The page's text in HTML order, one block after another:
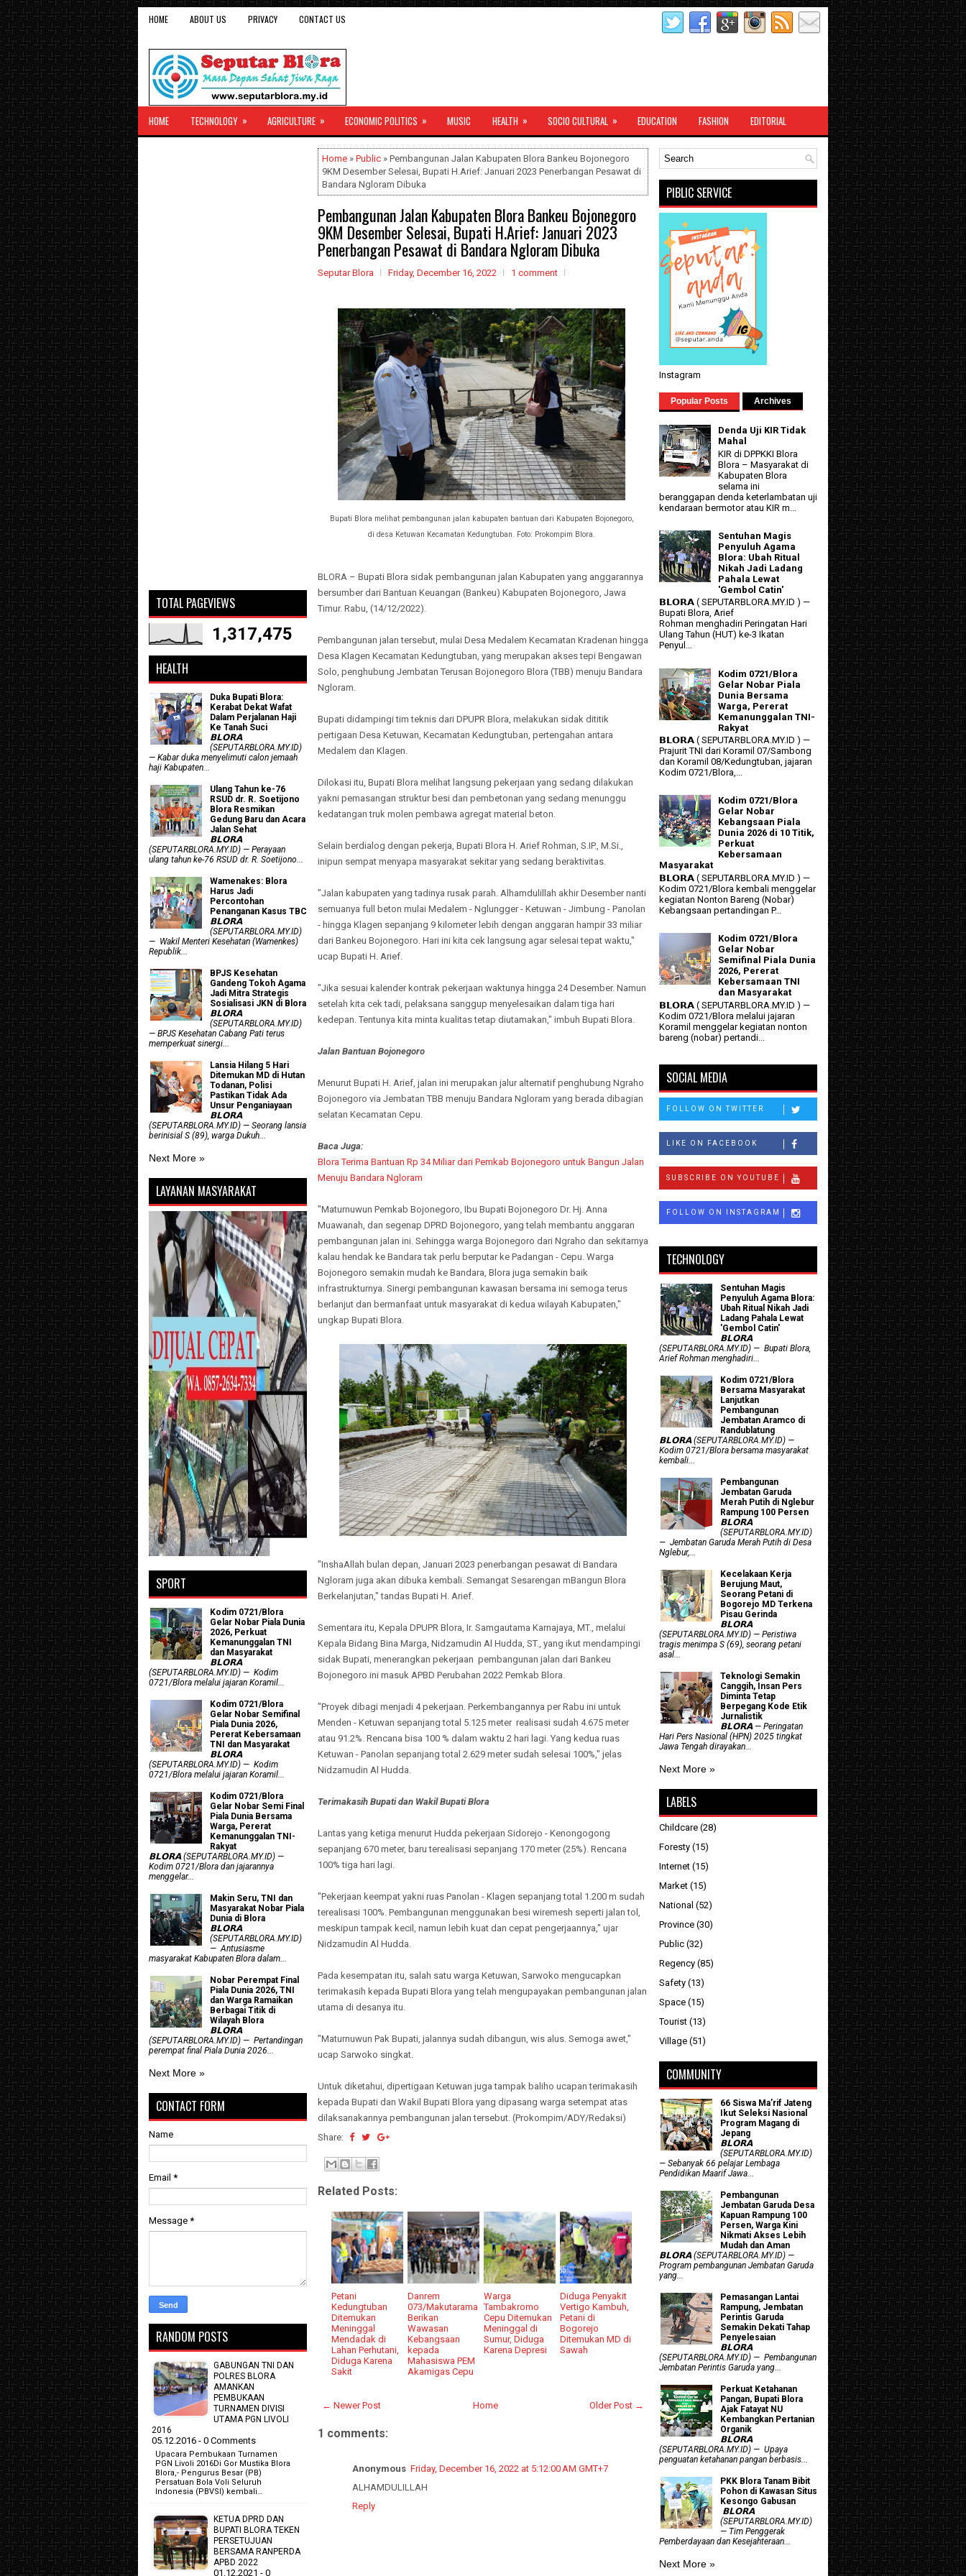
HOME ABOUT US PRIVACY CONTACT US
HOME TECHNOLOGY » AGRICULTURE » ECONOMIC POLITICS » MUSIC HEALTH » SOCIO CULTURAL » EDUCATION FASHION EDITORIAL
Home » Public » Pembangunan Jalan Kabupaten Blora Bankeu Bojonegoro
9KM Desember Selesai, Bupati H.Arief: Januari 2023 Penerbangan Pesawat di
Bandara Ngloram Dibuka
Pembangunan Jalan Kabupaten Blora Bankeu Bojonegoro
9KM Desember Selesai, Bupati H.Arief: Januari 2023
Penerbangan Pesawat di Bandara Ngloram Dibuka
Seputar Blora Friday, December 16, 2022 1 comment
Bupati Blora melihat pembangunan jalan kabupaten bantuan dari Kabupaten Bojonegoro,
di desa Ketuwan Kecamatan Kedungtuban. Foto: Prokompim Blora.
BLORA – Bupati Blora sidak pembangunan jalan Kabupaten yang anggarannya
bersumber dari Bantuan Keuangan (Bankeu) Kabupaten Bojonegoro, Jawa
Timur. Rabu, (14/12/2022).
Pembangunan jalan tersebut, mulai Desa Medalem Kecamatan Kradenan hingga
Desa Klagen Kecamatan Kedungtuban, yang merupakan akses tepi Bengawan
Solo, penghubung Jembatan Terusan Bojonegoro Blora (TBB) menuju Bandara
Ngloram.
Bupati didampingi tim teknis dari DPUPR Blora, melakukan sidak dititik
pertigaan Desa Ketuwan, Kecamatan Kedungtuban, pertengahan antara
Medalem dan Klagen.
Dilokasi itu, Bupati Blora melihat langsung pekerjaan yang sedang dilakukan
yakni pemasangan struktur besi dan pembetonan yang sedang menunggu
kedatangan truk molen pembawa agregat material beton.
Selain berdialog dengan pekerja, Bupati Blora H. Arief Rohman, S.IP., M.Si.,
inipun sempat menyapa masyarakat sekitar yang sedang beraktivitas.
"Jalan kabupaten yang tadinya rusak parah. Alhamdulillah akhir Desember nanti
semuanya full beton mulai Medalem - Nglungger - Ketuwan - Jimbung - Panolan
- hingga Klagen sepanjang 9 kilometer lebih dengan anggaran hampir 33 miliar
dari Bankeu Bojonegoro. Hari ini kita cek langsung agar selesai tepat waktu,"
ucap Bupati H. Arief.
"Jika sesuai kalender kontrak pekerjaan waktunya hingga 24 Desember. Namun
setelah kita cek tadi, pelaksana sanggup menyelesaikan dalam tiga hari
kedepan. Tentunya kita minta kualitas tetap diutamakan," imbuh Bupati Blora.
Jalan Bantuan Bojonegoro
Menurut Bupati H. Arief, jalan ini merupakan jalur alternatif penghubung Ngraho
Bojonegoro via Jembatan TBB menuju Bandara Ngloram yang berada dibagian
selatan Kecamatan Cepu.
Baca Juga:
Blora Terima Bantuan Rp 34 Miliar dari Pemkab Bojonegoro untuk Bangun Jalan
Menuju Bandara Ngloram
"Maturnuwun Pemkab Bojonegoro, Ibu Bupati Bojonegoro Dr. Hj. Anna
Muawanah, dan segenap DPRD Bojonegoro, yang telah membantu anggaran
pembangunan jalan ini. Sehingga warga Bojonegoro dari Ngraho dan sekitarnya
kalau hendak ke Bandara tak perlu berputar ke Padangan - Cepu. Warga
Bojonegoro semakin mudah ke Bandara, Blora juga semakin baik
infrastrukturnya. Sinergi pembangunan kawasan bersama ini semoga terus
berlanjut dan bermanfaat untuk masyarakat di kedua wilayah Kabupaten,"
ungkap Bupati Blora.
"InshaAllah bulan depan, Januari 2023 penerbangan pesawat di Bandara
Ngloram juga akan dibuka kembali. Semangat Sesarengan mBangun Blora
Berkelanjutan," tandas Bupati H. Arief.
Sementara itu, Kepala DPUPR Blora, Ir. Samgautama Karnajaya, MT., melalui
Kepala Bidang Bina Marga, Nidzamudin Al Hudda, ST., yang ikut mendampingi
sidak Bupati, menerangkan pekerjaan pembangunan jalan dari Bankeu
Bojonegoro ini masuk APBD Perubahan 2022 Pemkab Blora.
"Proyek dibagi menjadi 4 pekerjaan. Perkembangannya per Rabu ini untuk
Menden - Ketuwan sepanjang total 5.125 meter realisasi sudah 4.675 meter
atau 91.2%. Rencana bisa 100 % dalam waktu 2 hari lagi. Yang kedua ruas
Ketuwan - Panolan sepanjang total 2.629 meter sudah selesai 100%," jelas
Nidzamudin Al Hudda.
Terimakasih Bupati dan Wakil Bupati Blora
Lantas yang ketiga menurut Hudda pekerjaan Sidorejo - Kenongogong
sepanjang 670 meter, baru terealisasi sepanjang 170 meter (25%). Rencana
100% tiga hari lagi.
"Pekerjaan keempat yakni ruas Panolan - Klagen sepanjang total 1.200 m sudah
terealisasi 100%. Pembangunan menggunakan besi wiremesh seperti jalan tol,
meskipun tampak kecil, namun lebih kuat dan cepat pengerjaannya," ujar
Nidzamudin Al Hudda.
Pada kesempatan itu, salah satu warga Ketuwan, Sarwoko mengucapkan
terimakasih kepada Bupati Blora yang telah mengupayakan pembangunan jalan
utama di desanya itu.
"Maturnuwun Pak Bupati, jalannya sudah dibangun, wis alus. Semoga awet,"
ucap Sarwoko singkat.
Untuk diketahui, dipertigaan Ketuwan juga tampak baliho ucapan terimakasih
kepada Bupati dan Wakil Bupati Blora yang dipasang warga setempat atas
dilaksanakannya pembangunan jalan tersebut. (Prokompim/ADY/Redaksi)
Share:
Related Posts:
Petani
Kedungtuban
Ditemukan
Meninggal
Mendadak di
Lahan Perhutani,
Diduga Karena
Sakit
Danrem
073/Makutarama
Berikan
Wawasan
Kebangsaan
kepada
Mahasiswa PEM
Akamigas Cepu
Warga
Tambakromo
Cepu Ditemukan
Meninggal di
Sumur, Diduga
Karena Depresi
Diduga Penyakit
Vertigo Kambuh,
Petani di
Bogorejo
Ditemukan MD di
Sawah
← Newer Post Older Post →
Home
1 comments:
Anonymous Friday, December 16, 2022 at 5:12:00 AM GMT+7
ALHAMDULILLAH
Reply
TOTAL PAGEVIEWS
1,317,475
HEALTH
Duka Bupati Blora:
Kerabat Dekat Wafat
Dalam Perjalanan Haji
Ke Tanah Suci
𝗕𝗟𝗢𝗥𝗔
(SEPUTARBLORA.MY.ID)
— Kabar duka menyelimuti calon jemaah
haji Kabupaten...
Ulang Tahun ke-76
RSUD dr. R. Soetijono
Blora Resmikan
Gedung Baru dan Acara
Jalan Sehat
𝗕𝗟𝗢𝗥𝗔
(SEPUTARBLORA.MY.ID) — Perayaan
ulang tahun ke-76 RSUD dr. R. Soetijono...
Wamenakes: Blora
Harus Jadi
Percontohan
Penanganan Kasus TBC
𝗕𝗟𝗢𝗥𝗔
(SEPUTARBLORA.MY.ID)
— Wakil Menteri Kesehatan (Wamenkes)
Republik...
BPJS Kesehatan
Gandeng Tokoh Agama
Jadi Mitra Strategis
Sosialisasi JKN di Blora
𝗕𝗟𝗢𝗥𝗔
(SEPUTARBLORA.MY.ID)
— BPJS Kesehatan Cabang Pati terus
memperkuat sinergi...
Lansia Hilang 5 Hari
Ditemukan MD di Hutan
Todanan, Polisi
Pastikan Tidak Ada
Unsur Penganiayaan
𝗕𝗟𝗢𝗥𝗔
(SEPUTARBLORA.MY.ID) — Seorang lansia
berinisial S (89), warga Dukuh...
Next More »
LAYANAN MASYARAKAT
SPORT
Kodim 0721/Blora
Gelar Nobar Piala Dunia
2026, Perkuat
Kemanunggalan TNI
dan Masyarakat
𝗕𝗟𝗢𝗥𝗔
(SEPUTARBLORA.MY.ID) — Kodim
0721/Blora melalui jajaran Koramil...
Kodim 0721/Blora
Gelar Nobar Semifinal
Piala Dunia 2026,
Pererat Kebersamaan
TNI dan Masyarakat
𝗕𝗟𝗢𝗥𝗔
(SEPUTARBLORA.MY.ID) — Kodim
0721/Blora melalui jajaran Koramil...
Kodim 0721/Blora
Gelar Nobar Semi Final
Piala Dunia Bersama
Warga, Pererat
Kemanunggalan TNI-
Rakyat
𝗕𝗟𝗢𝗥𝗔 (SEPUTARBLORA.MY.ID) —
Kodim 0721/Blora dan jajarannya
menggelar...
Makin Seru, TNI dan
Masyarakat Nobar Piala
Dunia di Blora
𝗕𝗟𝗢𝗥𝗔
(SEPUTARBLORA.MY.ID)
— Antusiasme
masyarakat Kabupaten Blora dalam...
Nobar Perempat Final
Piala Dunia 2026, TNI
dan Warga Ramaikan
Berbagai Titik di
Wilayah Blora
𝗕𝗟𝗢𝗥𝗔
(SEPUTARBLORA.MY.ID) — Pertandingan
perempat final Piala Dunia 2026...
Next More »
CONTACT FORM
Name
Email *
Message *
RANDOM POSTS
GABUNGAN TNI DAN
POLRES BLORA
AMANKAN
PEMBUKAAN
TURNAMEN DIVISI
UTAMA PGN LIVOLI
2016
05.12.2016 - 0 Comments
Upacara Pembukaan Turnamen
PGN Livoli 2016Di Gor Mustika Blora
Blora,- Pengurus Besar (PB)
Persatuan Bola Voli Seluruh
Indonesia (PBVSI) kembali…
KETUA DPRD DAN
BUPATI BLORA TEKEN
PERSETUJUAN
BERSAMA RANPERDA
APBD 2022
01.12.2021 - 0
PIBLIC SERVICE
Instagram
Popular Posts Archives
Denda Uji KIR Tidak
Mahal
KIR di DPPKKI Blora
Blora – Masyarakat di
Kabupaten Blora
selama ini
beranggapan denda keterlambatan uji
kendaraan bermotor atau KIR m...
Sentuhan Magis
Penyuluh Agama
Blora: Ubah Ritual
Nikah Jadi Ladang
Pahala Lewat
'Gembol Catin'
𝗕𝗟𝗢𝗥𝗔 ( SEPUTARBLORA.MY.ID ) —
Bupati Blora, Arief
Rohman menghadiri Peringatan Hari
Ulang Tahun (HUT) ke-3 Ikatan
Penyul...
Kodim 0721/Blora
Gelar Nobar Piala
Dunia Bersama
Warga, Pererat
Kemanunggalan TNI-
Rakyat
𝗕𝗟𝗢𝗥𝗔 ( SEPUTARBLORA.MY.ID ) —
Prajurit TNI dari Koramil 07/Sambong
dan Koramil 08/Kedungtuban, jajaran
Kodim 0721/Blora,...
Kodim 0721/Blora
Gelar Nobar
Kebangsaan Piala
Dunia 2026 di 10 Titik,
Perkuat
Kebersamaan
Masyarakat
𝗕𝗟𝗢𝗥𝗔 ( SEPUTARBLORA.MY.ID ) —
Kodim 0721/Blora kembali menggelar
kegiatan Nonton Bareng (Nobar)
Kebangsaan pertandingan P...
Kodim 0721/Blora
Gelar Nobar
Semifinal Piala Dunia
2026, Pererat
Kebersamaan TNI
dan Masyarakat
𝗕𝗟𝗢𝗥𝗔 ( SEPUTARBLORA.MY.ID ) —
Kodim 0721/Blora melalui jajaran
Koramil menggelar kegiatan nonton
bareng (nobar) pertandi...
SOCIAL MEDIA
FOLLOW ON TWITTER
LIKE ON FACEBOOK
SUBSCRIBE ON YOUTUBE
FOLLOW ON INSTAGRAM
TECHNOLOGY
Sentuhan Magis
Penyuluh Agama Blora:
Ubah Ritual Nikah Jadi
Ladang Pahala Lewat
'Gembol Catin'
𝗕𝗟𝗢𝗥𝗔
(SEPUTARBLORA.MY.ID) — Bupati Blora,
Arief Rohman menghadiri...
Kodim 0721/Blora
Bersama Masyarakat
Lanjutkan
Pembangunan
Jembatan Aramco di
Randublatung
𝗕𝗟𝗢𝗥𝗔 (SEPUTARBLORA.MY.ID) —
Kodim 0721/Blora bersama masyarakat
kembali...
Pembangunan
Jembatan Garuda
Merah Putih di Nglebur
Rampung 100 Persen
𝗕𝗟𝗢𝗥𝗔
(SEPUTARBLORA.MY.ID)
— Jembatan Garuda Merah Putih di Desa
Nglebur,...
Kecelakaan Kerja
Berujung Maut,
Seorang Petani di
Bogorejo MD Terkena
Pisau Gerinda
𝗕𝗟𝗢𝗥𝗔
(SEPUTARBLORA.MY.ID) — Peristiwa
tragis menimpa S (69), seorang petani
asal...
Teknologi Semakin
Canggih, Insan Pers
Diminta Tetap
Berpegang Kode Etik
Jurnalistik
𝗕𝗟𝗢𝗥𝗔 — Peringatan
Hari Pers Nasional (HPN) 2025 tingkat
Jawa Tengah dirayakan...
Next More »
LABELS
Childcare (28)
Foresty (15)
Internet (15)
Market (15)
National (52)
Province (30)
Public (32)
Regency (85)
Safety (13)
Space (15)
Tourist (13)
Village (51)
COMMUNITY
66 Siswa Ma’rif Jateng
Ikut Seleksi Nasional
Program Magang di
Jepang
𝗕𝗟𝗢𝗥𝗔
(SEPUTARBLORA.MY.ID)
— Sebanyak 66 pelajar Lembaga
Pendidikan Maarif Jawa...
Pembangunan
Jembatan Garuda Desa
Kapuan Rampung 100
Persen, Warga Kini
Nikmati Akses Lebih
Mudah dan Aman
𝗕𝗟𝗢𝗥𝗔 (SEPUTARBLORA.MY.ID) —
Program pembangunan Jembatan Garuda
yang...
Pemasangan Lantai
Rampung, Jembatan
Perintis Garuda
Semakin Dekati Tahap
Penyelesaian
𝗕𝗟𝗢𝗥𝗔
(SEPUTARBLORA.MY.ID) — Pembangunan
Jembatan Perintis Garuda yang...
​Perkuat Ketahanan
Pangan, Bupati Blora
Ajak Fatayat NU
Kembangkan Pertanian
Organik
𝗕𝗟𝗢𝗥𝗔
(SEPUTARBLORA.MY.ID) — Upaya
penguatan ketahanan pangan berbasis...
PKK Blora Tanam Bibit
Pohon di Kawasan Situs
Kesongo Gabusan
‎ 𝗕𝗟𝗢𝗥𝗔
(SEPUTARBLORA.MY.ID)
— Tim Penggerak
Pemberdayaan dan Kesejahteraan...
Next More »